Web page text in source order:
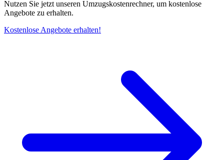
Nutzen Sie jetzt unseren Umzugskostenrechner, um kostenlose
Angebote zu erhalten.
Kostenlose Angebote erhalten!